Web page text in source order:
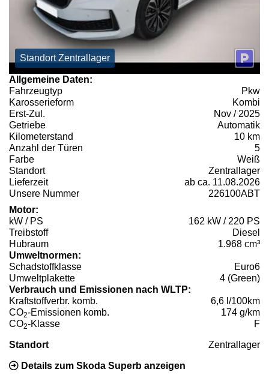
Standort Zentrallager
Allgemeine Daten:
Fahrzeugtyp
Pkw
Karosserieform
Kombi
Erst-Zul.
Nov / 2025
Getriebe
Automatik
Kilometerstand
10 km
Anzahl der Türen
5
Farbe
Weiß
Standort
Zentrallager
Lieferzeit
ab ca. 11.08.2026
Unsere Nummer
226100ABT
Motor:
kW / PS
162 kW / 220 PS
Treibstoff
Diesel
Hubraum
1.968 cm³
Umweltnormen:
Schadstoffklasse
Euro6
Umweltplakette
4 (Green)
Verbrauch und Emissionen nach WLTP:
Kraftstoffverbr. komb.
6,6 l/100km
CO2-Emissionen komb.
174 g/km
CO2-Klasse F
Standort Zentrallager
Details zum Skoda Superb anzeigen